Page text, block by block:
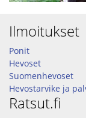
Ilmoitukset
Ponit
Hevoset
Suomenhevoset
Hevostarvike ja
Ratsut.fi